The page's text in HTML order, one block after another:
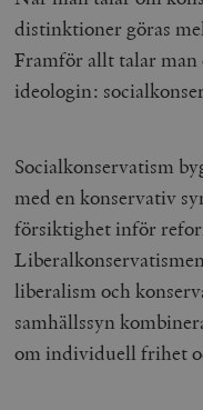
distinktioner göras
Framför allt talar
ideologin:
Socialkonservatism
med en konservativ
försiktighet inför
liberalism och
samhällssyn
om individuell frihet